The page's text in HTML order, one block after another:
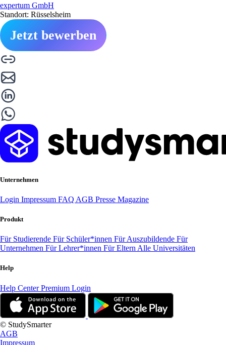
expertum GmbH
Standort: Rüsselsheim
Jetzt bewerben
Unternehmen
Login Impressum FAQ AGB Presse Magazine
Produkt
Für Studierende Für Schüler*innen Für Auszubildende Für
Unternehmen Für Lehrer*innen Für Eltern Alle Universitäten
Help
Help CenterPremium Login
© StudySmarter
AGB
Impressum